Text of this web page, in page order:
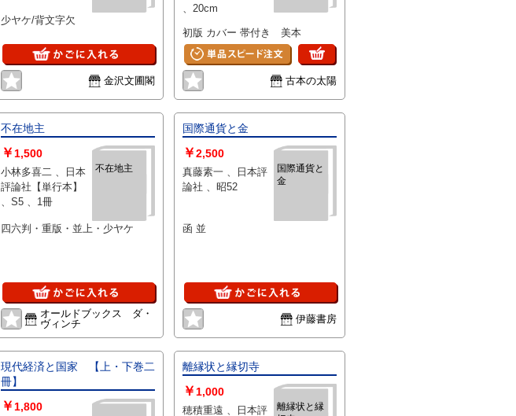
少ヤケ/背文字欠
金沢文圃閣
、20cm
初版 カバー 帯付き 美本
古本の太陽
不在地主
不在地主
￥1,500
小林多喜二 、日本
評論社【単行本】
、S5 、1冊
四六判・重版・並上・少ヤケ
オールドブックス ダ・
ヴィンチ
国際通貨と金
国際通貨と
金
￥2,500
真藤素一 、日本評
論社 、昭52
函 並
伊藤書房
現代経済と国家 【上・下巻二
冊】
￥1,800
離縁状と縁切寺
離縁状と縁
￥ 1,000
穂積重遠 、日本評